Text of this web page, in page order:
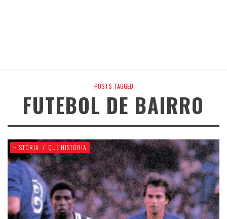
POSTS TAGGED
FUTEBOL DE BAIRRO
HISTÓRIA / QUE HISTÓRIA